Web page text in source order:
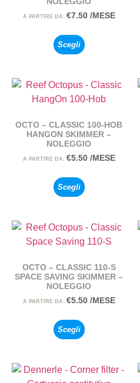
A PARTIRE DA: €7.50 /MESE
Scegli
OCTO – CLASSIC 100-HOB
HANGON SKIMMER –
NOLEGGIO
A PARTIRE DA: €5.50 /MESE
Scegli
OCTO – CLASSIC 110-S
SPACE SAVING SKIMMER –
NOLEGGIO
A PARTIRE DA: €5.50 /MESE
Scegli